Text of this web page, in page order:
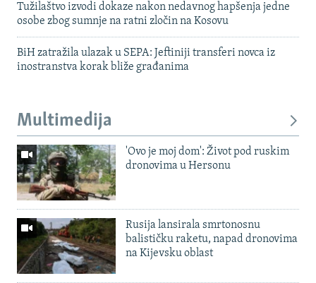
Tužilaštvo izvodi dokaze nakon nedavnog hapšenja jedne
osobe zbog sumnje na ratni zločin na Kosovu
BiH zatražila ulazak u SEPA: Jeftiniji transferi novca iz
inostranstva korak bliže građanima
Multimedija
'Ovo je moj dom': Život pod ruskim
dronovima u Hersonu
Rusija lansirala smrtonosnu
balističku raketu, napad dronovima
na Kijevsku oblast